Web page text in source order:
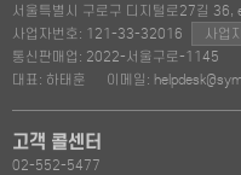
서울특별시 구로구 디지털로27길 36,
사업자번호: 121-33-32016
사업
통신판매업: 2022-서울구로-1145
대표: 하태훈
이메일:
고객 콜센터
02-552-5477